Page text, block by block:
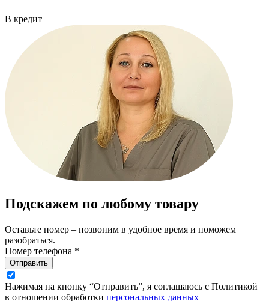
В кредит
Подскажем по любому товару
Оставьте номер – позвоним в удобное время и поможем
разобраться.
Номер телефона *
Отправить
Нажимая на кнопку “Отправить”, я соглашаюсь с Политикой
в отношении обработки персональных данных